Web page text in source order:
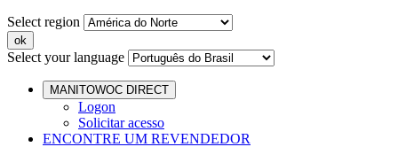
Select region
Select your language
MANITOWOC DIRECT
Logon
Solicitar acesso
ENCONTRE UM REVENDEDOR